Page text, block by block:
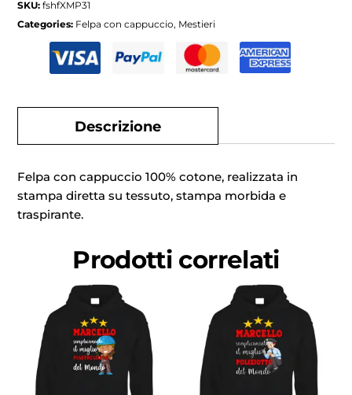
SKU:fshfXMP31
Categories: Felpa con cappuccio, Mestieri
Descrizione
Felpa con cappuccio 100% cotone, realizzata in
stampa diretta su tessuto, stampa morbida e
traspirante.
Prodotti correlati